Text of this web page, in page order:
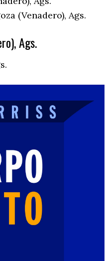
(Venadero), Ags.
Ags.